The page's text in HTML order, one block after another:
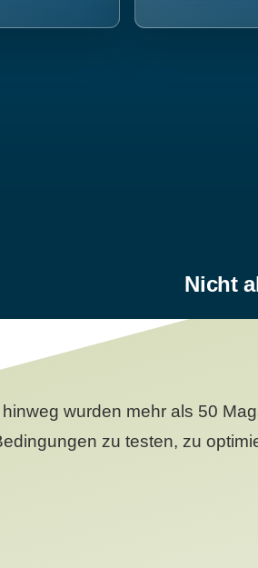
Nicht
wurden mehr als 50
zu testen, zu